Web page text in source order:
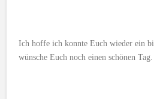
Ich hoffe ich konnte Euch wieder ein
wünsche Euch noch einen schönen Tag.